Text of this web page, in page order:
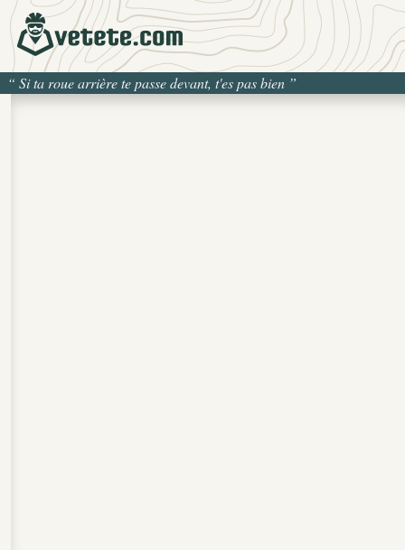
“ Si ta roue arrière te passe devant, t'es pas bien ”